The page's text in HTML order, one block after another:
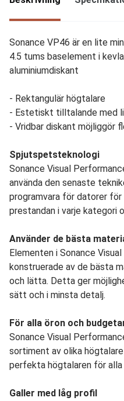
Sonance VP46 är en lite
4.5 tums baselement i
aluminiumdiskant
- Rektangulär högtalare
- Estetiskt tilltalande med
- Vridbar diskant möjliggör
Spjutspetsteknologi
Sonance Visual
använda den senaste
programvara för datorer
prestandan i varje kategori
Använder de bästa
Elementen i Sonance
konstruerade av de bästa
och lätta. Detta ger
sätt och i minsta detalj.
För alla öron och
Sonance Visual
sortiment av olika
perfekta högtalaren för
Galler med låg profil